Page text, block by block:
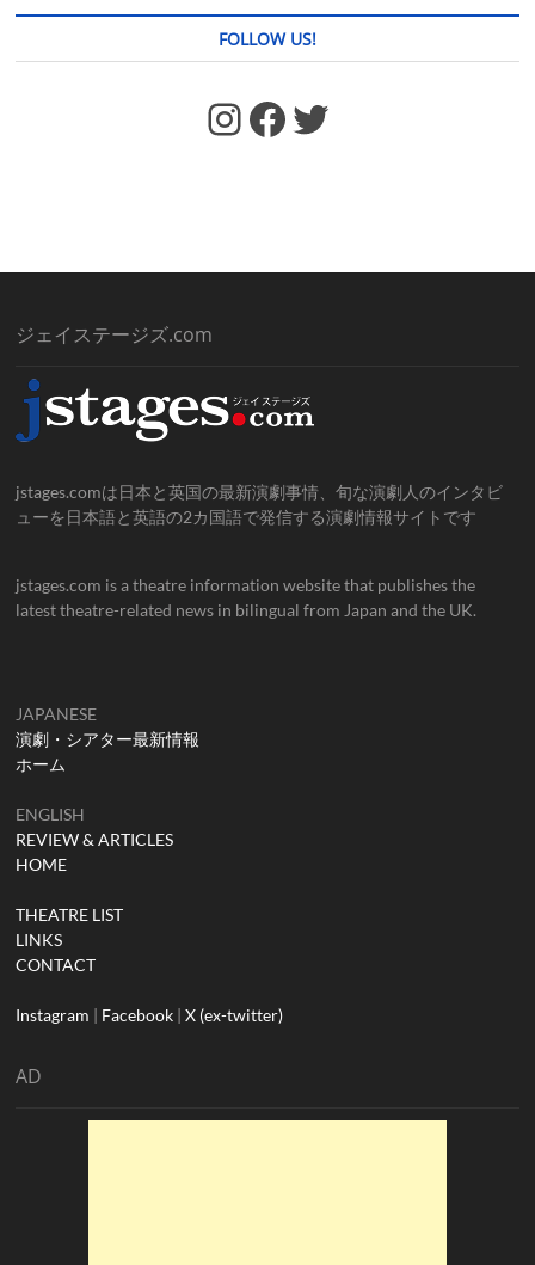
FOLLOW US!
https://www.facebook.com/jstages/ Facebook Twitter
ジェイステージズ.com
jstages.comは日本と英国の最新演劇事情、旬な演劇人のインタビ
ューを日本語と英語の2カ国語で発信する演劇情報サイトです
jstages.com is a theatre information website that publishes the
latest theatre-related news in bilingual from Japan and the UK.
JAPANESE
演劇・シアター最新情報
ホーム
ENGLISH
REVIEW & ARTICLES
HOME
THEATRE LIST
LINKS
CONTACT
Instagram | Facebook |X (ex-twitter)
AD